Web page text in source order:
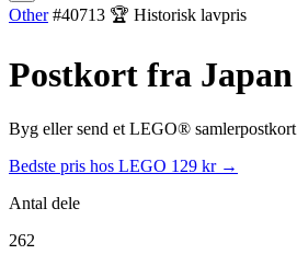
Other #40713 🏆 Historisk lavpris
Postkort fra Japan
Byg eller send et LEGO® samlerpostkort
Bedste pris hos LEGO 129 kr →
Antal dele
262